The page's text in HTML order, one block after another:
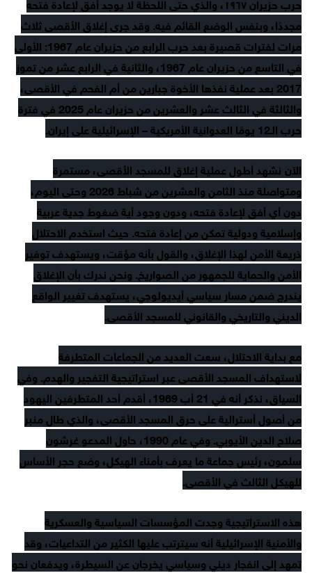
مجددًا، وبنفس الوضع القائم فيه. وقد جرى إغلاق الأقصى ثلاث
مرات لفترات قصيرة بعد حرب الرابع من حزيران عام 1967: الأولى
في التاسع من حزيران عام 1967، والثانية في الرابع عشر من تموز
2017 بعد عملية نفذها الأخوة جبارين من أم الفحم في الأقصى،
والثالثة في الثالث عشر والعشرين من حزيران عام 2025 في فترة
حرب الـ12 يومًا العدوانية الأمريكية – الإسرائيلية على إيران.
الآن نشهد أطول عملية إغلاق للمسجد الأقصى، مستمرة
ومتواصلة منذ الثامن والعشرين من شباط 2026 وحتى اليوم،
دون أي أفق لإعادة فتحه، ودون وجود أية ضغوط جدية عربية
وإسلامية ودولية تمكن من إعادة فتحه. حيث استخدم الاحتلال
ذريعة الأمن لهذا الإغلاق، والقول بأنه مؤقت، ويستهدف توفير
الأمن والحماية للجمهور من الصواريخ. ونحن ندرك بأن الإغلاق
يندرج ضمن مسار سياسي أيديولوجي، يستهدف تغيير الواقع
الديني والتاريخي والقانوني للمسجد الأقصى.
مع بداية الاحتلال، سعت العديد من الجماعات المتطرفة
لاستهداف المسجد الأقصى عبر استراتيجية التفجير والهدم. وفي
السياق، نذكر أنه في 21 أب 1969، أقدم أحد المتطرفين اليهود
من أصول أسترالية على حرق المسجد الأقصى، والذي طال منبر
صلاح الدين الأيوبي. وفي عام 1990، حاول المدعو غرشون
سلمون، رئيس جماعة ما يعرف بأمناء الهيكل، وضع حجر الأساس
للهيكل الثالث في الأقصى.
هذه الاستراتيجية وجدت المؤسسات السياسية والعسكرية
والأمنية الإسرائيلية أنه سيترتب عليها الكثير من التداعيات، وقد
تمهد إلى انفجار ديني وسياسي يخرجان عن السيطرة، ويدفعان نحو